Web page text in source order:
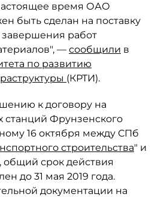
время ОАО
быть сделан на поставку
работ
— сообщили в
по развитию
(КРТИ).
к договору на
станций Фрунзенского
16 октября между СПб
строительства" и
срок действия
до 31 мая 2019 года.
документации на